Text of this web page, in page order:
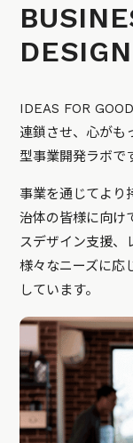
IDEAS FOR
連鎖させ、心がも
型事業開発ラボで
事業を通じてより
治体の皆様に向け
スデザイン支援、
様々なニーズに応
しています。